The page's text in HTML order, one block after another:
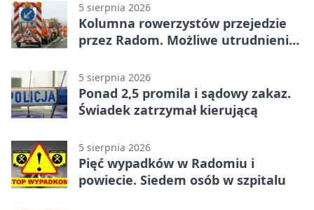
5 sierpnia 2026
Kolumna rowerzystów przejedzie
przez Radom. Możliwe utrudnienia
5 sierpnia 2026
Ponad 2,5 promila i sądowy zakaz.
Świadek zatrzymał kierującą
5 sierpnia 2026
Pięć wypadków w Radomiu i
powiecie. Siedem osób w szpitalu